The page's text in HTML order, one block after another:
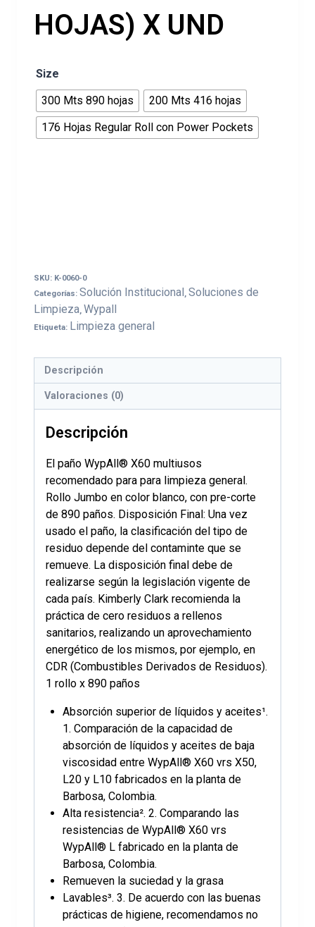
HOJAS) X UND
Size
300 Mts 890 hojas
200 Mts 416 hojas
176 Hojas Regular Roll con Power Pockets
SKU: K-0060-0
Categorías: Solución Institucional, Soluciones de
Limpieza, Wypall
Etiqueta: Limpieza general
Descripción
Valoraciones (0)
Descripción
El paño WypAll® X60 multiusos
recomendado para para limpieza general.
Rollo Jumbo en color blanco, con pre-corte
de 890 paños. Disposición Final: Una vez
usado el paño, la clasificación del tipo de
residuo depende del contaminte que se
remueve. La disposición final debe de
realizarse según la legislación vigente de
cada país. Kimberly Clark recomienda la
práctica de cero residuos a rellenos
sanitarios, realizando un aprovechamiento
energético de los mismos, por ejemplo, en
CDR (Combustibles Derivados de Residuos).
1 rollo x 890 paños
Absorción superior de líquidos y aceites¹.
1. Comparación de la capacidad de
absorción de líquidos y aceites de baja
viscosidad entre WypAll® X60 vrs X50,
L20 y L10 fabricados en la planta de
Barbosa, Colombia.
Alta resistencia². 2. Comparando las
resistencias de WypAll® X60 vrs
WypAll® L fabricado en la planta de
Barbosa, Colombia.
Remueven la suciedad y la grasa
Lavables³. 3. De acuerdo con las buenas
prácticas de higiene, recomendamos no